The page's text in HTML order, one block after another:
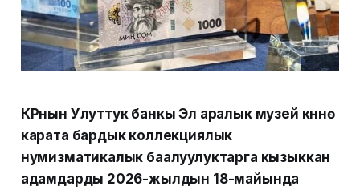
КРнын Улуттук банкы Эл аралык музей күнүнө
карата бардык коллекциялык
нумизматикалык баалуулуктарга кызыккан
адамдарды 2026-жылдын 18-майында